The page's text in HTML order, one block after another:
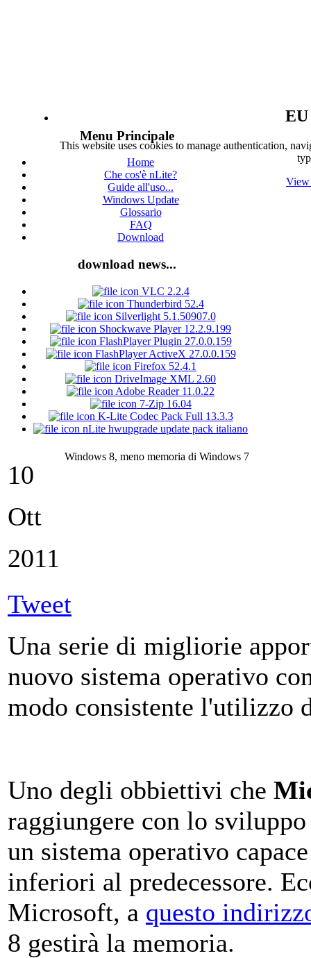
This website uses cookies to manage authentication,
View
Menu Principale
Home
Che cos'è nLite?
Guide all'uso...
Windows Update
Glossario
FAQ
Download
download news...
VLC 2.2.4
Thunderbird 52.4
Silverlight 5.1.50907.0
Shockwave Player 12.2.9.199
FlashPlayer Plugin 27.0.0.159
FlashPlayer ActiveX 27.0.0.159
Firefox 52.4.1
DriveImage XML 2.60
Adobe Reader 11.0.22
7-Zip 16.04
K-Lite Codec Pack Full 13.3.3
nLite hwupgrade update pack italiano
10
Ott
2011
Windows 8, meno memoria di Windows 7
Tweet
Una serie di migliorie
nuovo sistema operativo
modo consistente l'utilizzo
Uno degli obbiettivi che
raggiungere con lo
un sistema operativo
inferiori al predecessore.
Microsoft, a questo
8 gestirà la memoria.